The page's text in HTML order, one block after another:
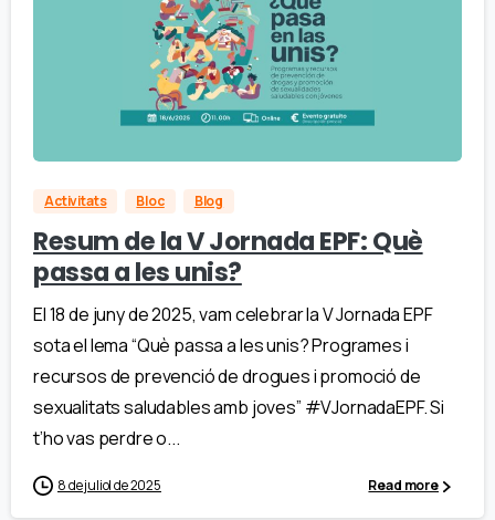
Activitats Bloc Blog
Resum de la V Jornada EPF: Què
passa a les unis?
El 18 de juny de 2025, vam celebrar la V Jornada EPF
sota el lema “Què passa a les unis? Programes i
recursos de prevenció de drogues i promoció de
sexualitats saludables amb joves” #VJornadaEPF. Si
t’ho vas perdre o...
8 de juliol de 2025 Read more